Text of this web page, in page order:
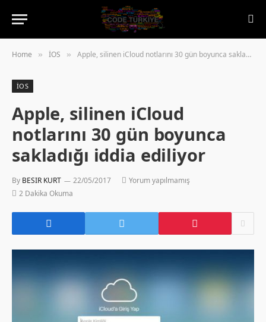
Home » İOS » Apple, silinen iCloud notlarını 30 gün boyunca sakladığı iddia ediliyor
İOS
Apple, silinen iCloud
notlarını 30 gün boyunca
sakladığı iddia ediliyor
By BESIR KURT 22/05/2017
Yorum yapılmamış
2 Dakika Okuma